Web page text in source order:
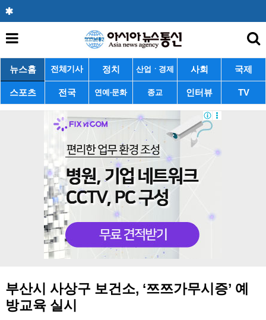
뉴스홈 전체기사 정치 산업ㆍ경제 사회 국제
스포츠 전국 연예·문화 종교 인터뷰 TV
부산시 사상구 보건소, ‘쯔쯔가무시증’ 예
방교육 실시